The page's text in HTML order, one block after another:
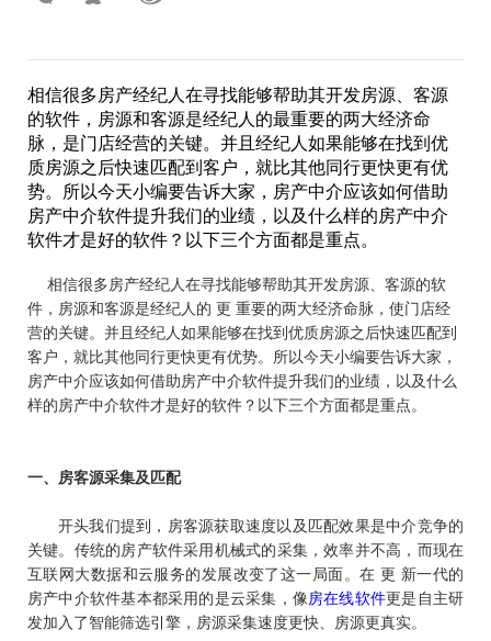
相信很多房产经纪人在寻找能够帮助其开发房源、客源
的软件，房源和客源是经纪人的最重要的两大经济命
脉，是门店经营的关键。并且经纪人如果能够在找到优
质房源之后快速匹配到客户，就比其他同行更快更有优
势。所以今天小编要告诉大家，房产中介应该如何借助
房产中介软件提升我们的业绩，以及什么样的房产中介
软件才是好的软件？以下三个方面都是重点。
相信很多房产经纪人在寻找能够帮助其开发房源、客源的软
件，房源和客源是经纪人的 更 重要的两大经济命脉，使门店经
营的关键。并且经纪人如果能够在找到优质房源之后快速匹配到
客户，就比其他同行更快更有优势。所以今天小编要告诉大家，
房产中介应该如何借助房产中介软件提升我们的业绩，以及什么
样的房产中介软件才是好的软件？以下三个方面都是重点。
一、 房客源采集及匹配
开头我们提到，房客源获取速度以及匹配效果是中介竞争的
关键。传统的房产软件采用机械式的采集，效率并不高，而现在
互联网大数据和云服务的发展改变了这一局面。在 更 新一代的
房产中介软件基本都采用的是云采集，像房在线软件更是自主研
发加入了智能筛选引擎，房源采集速度更快、房源更真实。